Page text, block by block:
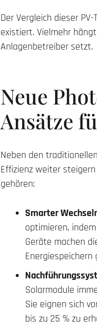
Der Vergleich dieser
existiert. Vielmehr
Anlagenbetreiber setzt.
Neue
Ansätze
Neben den
Effizienz weiter
gehören:
Smarter
optimieren,
Geräte machen
Solarmodule
Sie eignen sich
bis zu 25 % zu